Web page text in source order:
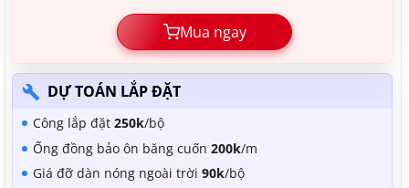
Mua ngay
DỰ TOÁN LẮP ĐẶT
Công lắp đặt 250k/bộ
Ống đồng bảo ôn băng cuốn 200k/m
Giá đỡ dàn nóng ngoài trời 90k/bộ